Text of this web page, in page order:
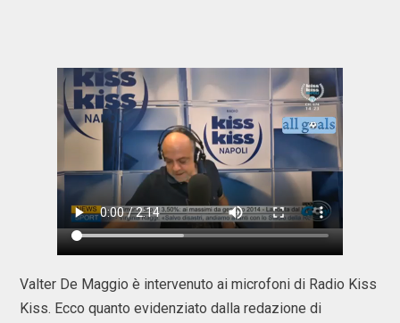
Valter De Maggio è intervenuto ai microfoni di Radio Kiss
Kiss. Ecco quanto evidenziato dalla redazione di